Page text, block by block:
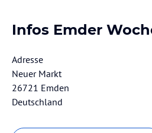
Infos Emder
Adresse
Neuer Markt
26721 Emden
Deutschland